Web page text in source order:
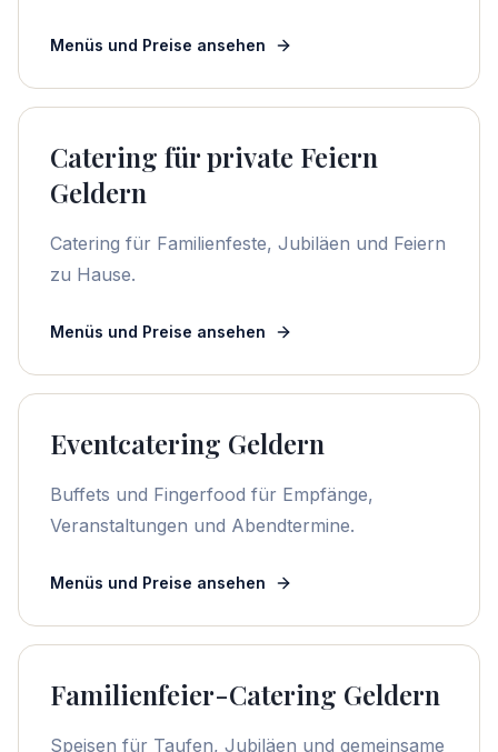
Menüs und Preise ansehen
Catering für private Feiern
Geldern
Catering für Familienfeste, Jubiläen und Feiern
zu Hause.
Menüs und Preise ansehen
Eventcatering Geldern
Buffets und Fingerfood für Empfänge,
Veranstaltungen und Abendtermine.
Menüs und Preise ansehen
Familienfeier-Catering Geldern
Speisen für Taufen, Jubiläen und gemeinsame